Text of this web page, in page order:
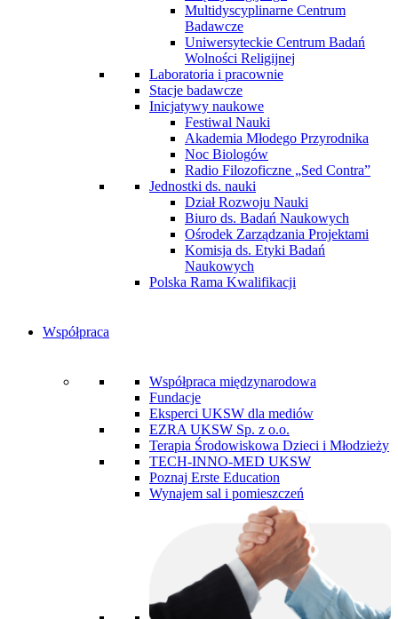
Multidyscyplinarne Centrum
Badawcze
Uniwersyteckie Centrum Badań
Wolności Religijnej
Laboratoria i pracownie
Stacje badawcze
Inicjatywy naukowe
Festiwal Nauki
Akademia Młodego Przyrodnika
Noc Biologów
Radio Filozoficzne „Sed Contra”
Jednostki ds. nauki
Dział Rozwoju Nauki
Biuro ds. Badań Naukowych
Ośrodek Zarządzania Projektami
Komisja ds. Etyki Badań
Naukowych
Polska Rama Kwalifikacji
Współpraca
Współpraca międzynarodowa
Fundacje
Eksperci UKSW dla mediów
EZRA UKSW Sp. z o.o.
Terapia Środowiskowa Dzieci i Młodzieży
TECH-INNO-MED UKSW
Poznaj Erste Education
Wynajem sal i pomieszczeń